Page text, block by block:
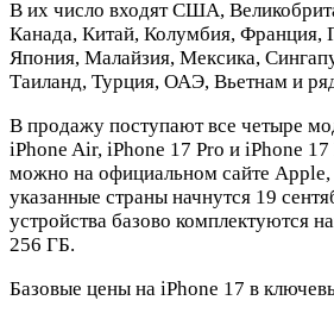
В их число входят США,
Канада, Китай, Колумбия, Франция,
Япония, Малайзия, Мексика,
Таиланд, Турция, ОАЭ, Вьетнам и
В продажу поступают все четыре
iPhone Air, iPhone 17 Pro и iPhone 17
можно на официальном сайте Apple,
указанные страны начнутся 19
устройства базово комплектуются
256 ГБ.
Базовые цены на iPhone 17 в